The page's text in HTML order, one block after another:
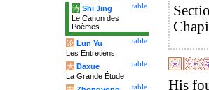
His
table
诗 Shi Jing
Le Canon des
Poèmes
table
论 Lun Yu
Les Entretiens
table
大 Daxue
La Grande Étude
table